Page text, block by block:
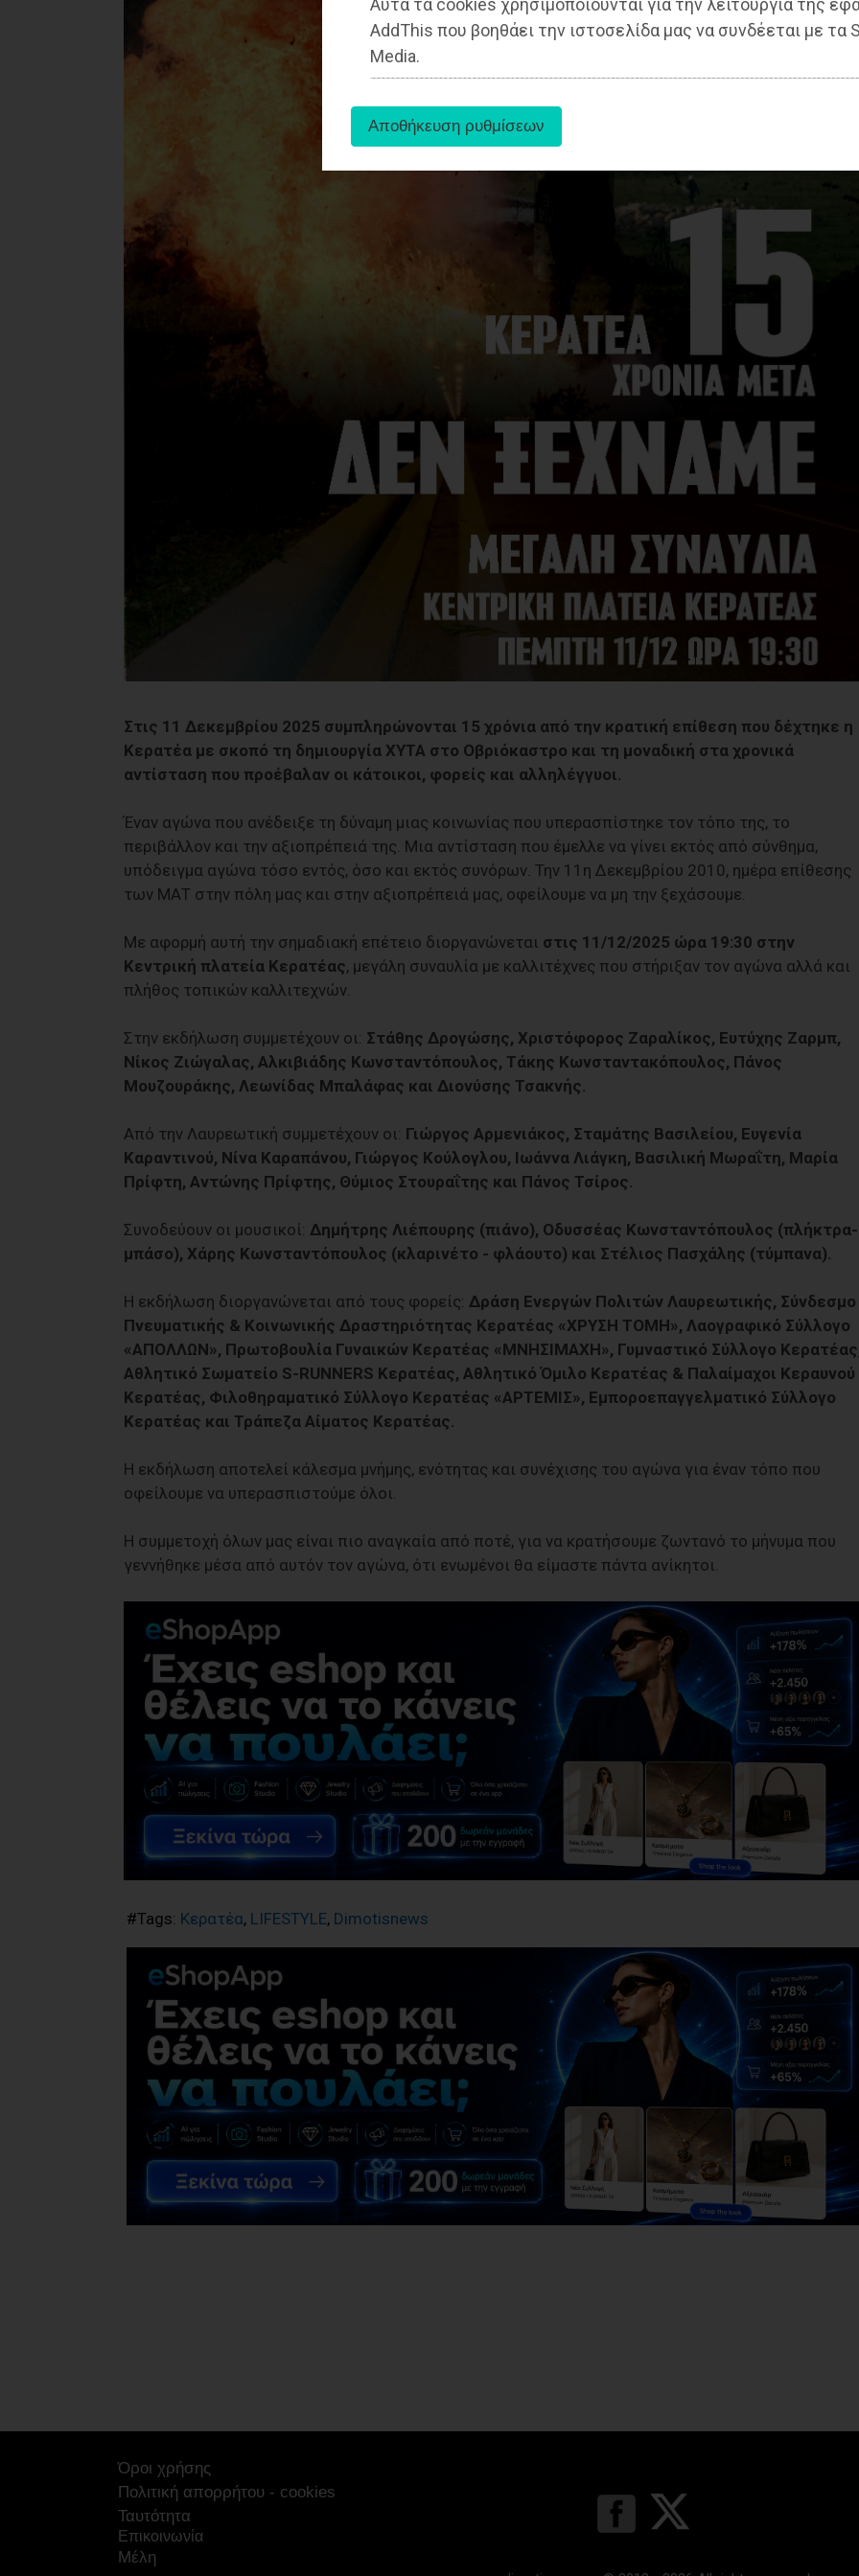
Αυτά τα cookies χρησιμοποιούνται για την λειτουργία της
AddThis που βοηθάει την ιστοσελίδα μας να συνδέεται με τα
Media.
Στις 11 Δεκεμβρίου 2025 συμπληρώνονται 15 χρόνια από την κρατική επίθεση που δέχτηκε η
Κερατέα με σκοπό τη δημιουργία ΧΥΤΑ στο Οβριόκαστρο και τη μοναδική στα χρονικά
αντίσταση που προέβαλαν οι κάτοικοι, φορείς και αλληλέγγυοι.
Έναν αγώνα που ανέδειξε τη δύναμη μιας κοινωνίας που υπερασπίστηκε τον τόπο της, το
περιβάλλον και την αξιοπρέπειά της. Μια αντίσταση που έμελλε να γίνει εκτός από σύνθημα,
υπόδειγμα αγώνα τόσο εντός, όσο και εκτός συνόρων. Την 11η Δεκεμβρίου 2010, ημέρα επίθεσης
των ΜΑΤ στην πόλη μας και στην αξιοπρέπειά μας, οφείλουμε να μη την ξεχάσουμε.
Με αφορμή αυτή την σημαδιακή επέτειο διοργανώνεται στις 11/12/2025 ώρα 19:30 στην
Κεντρική πλατεία Κερατέας, μεγάλη συναυλία με καλλιτέχνες που στήριξαν τον αγώνα αλλά και
πλήθος τοπικών καλλιτεχνών.
Στην εκδήλωση συμμετέχουν οι: Στάθης Δρογώσης, Χριστόφορος Ζαραλίκος, Ευτύχης Ζαρμπ,
Νίκος Ζιώγαλας, Αλκιβιάδης Κωνσταντόπουλος, Τάκης Κωνσταντακόπουλος, Πάνος
Μουζουράκης, Λεωνίδας Μπαλάφας και Διονύσης Τσακνής.
Από την Λαυρεωτική συμμετέχουν οι: Γιώργος Αρμενιάκος, Σταμάτης Βασιλείου, Ευγενία
Καραντινού, Νίνα Καραπάνου, Γιώργος Κούλογλου, Ιωάννα Λιάγκη, Βασιλική Μωραΐτη, Μαρία
Πρίφτη, Αντώνης Πρίφτης, Θύμιος Στουραΐτης και Πάνος Τσίρος.
Συνοδεύουν οι μουσικοί: Δημήτρης Λιέπουρης (πιάνο), Οδυσσέας Κωνσταντόπουλος (πλήκτρα-
μπάσο), Χάρης Κωνσταντόπουλος (κλαρινέτο - φλάουτο) και Στέλιος Πασχάλης (τύμπανα).
Η εκδήλωση διοργανώνεται από τους φορείς: Δράση Ενεργών Πολιτών Λαυρεωτικής, Σύνδεσμο
Πνευματικής & Κοινωνικής Δραστηριότητας Κερατέας «ΧΡΥΣΗ ΤΟΜΗ», Λαογραφικό Σύλλογο
«ΑΠΟΛΛΩΝ», Πρωτοβουλία Γυναικών Κερατέας «ΜΝΗΣΙΜΑΧΗ», Γυμναστικό Σύλλογο
Αθλητικό Σωματείο S-RUNNERS Κερατέας, Αθλητικό Όμιλο Κερατέας & Παλαίμαχοι Κεραυνού
Κερατέας, Φιλοθηραματικό Σύλλογο Κερατέας «ΑΡΤΕΜΙΣ», Εμποροεπαγγελματικό Σύλλογο
Κερατέας και Τράπεζα Αίματος Κερατέας.
Η εκδήλωση αποτελεί κάλεσμα μνήμης, ενότητας και συνέχισης του αγώνα για έναν τόπο που
οφείλουμε να υπερασπιστούμε όλοι.
Η συμμετοχή όλων μας είναι πιο αναγκαία από ποτέ, για να κρατήσουμε ζωντανό το μήνυμα που
γεννήθηκε μέσα από αυτόν τον αγώνα, ότι ενωμένοι θα είμαστε πάντα ανίκητοι.
#Tags: Κερατέα, LIFESTYLE, Dimotisnews
Όροι χρήσης
Πολιτική απορρήτου - cookies
Ταυτότητα
Επικοινωνία
Μέλη